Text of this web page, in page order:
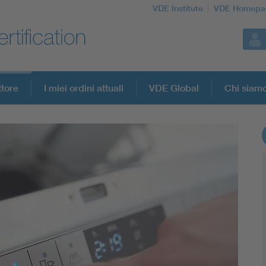
VDE Institute VDE
I miei ordini attuali VDE Global Chi